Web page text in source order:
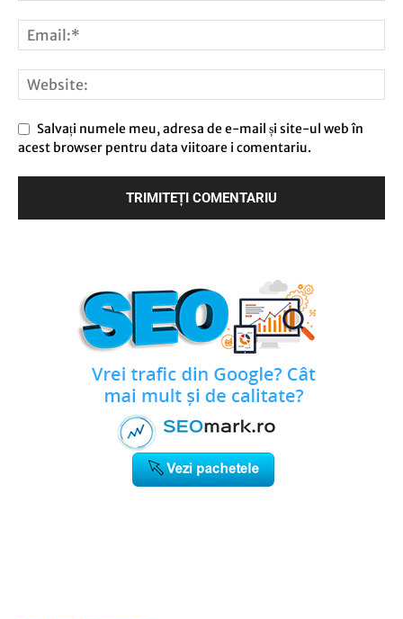
Salvați numele meu, adresa de e-mail și site-ul web în
acest browser pentru data viitoare i comentariu.